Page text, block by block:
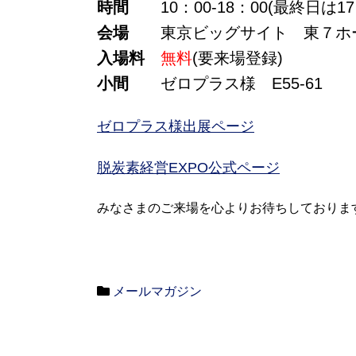
時間
10：00-18：00(最終日は17
会場東京ビッグサイト 東７ホ
入場料 無料(要来場登録)
小間
ゼロプラス様 E55-61
ゼロプラス様出展ページ
脱炭素経営EXPO公式ページ
みなさまのご来場を心よりお待ちしておりま
メールマガジン